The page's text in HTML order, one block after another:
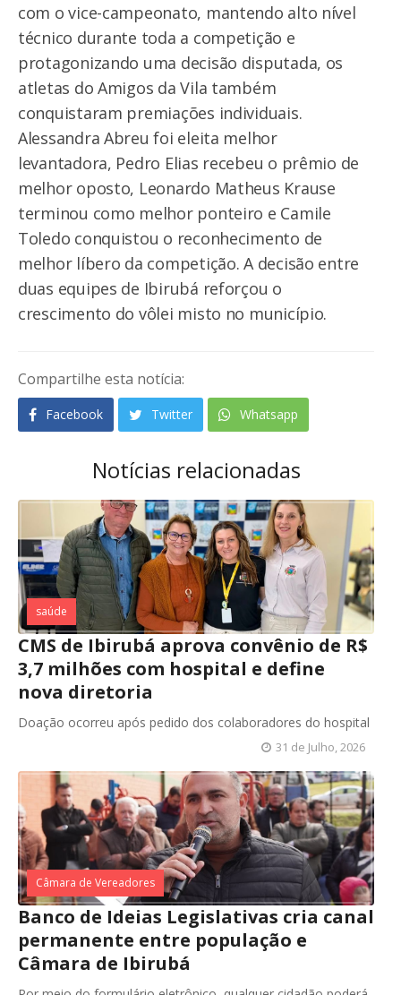
com o vice-campeonato, mantendo alto nível
técnico durante toda a competição e
protagonizando uma decisão disputada, os
atletas do Amigos da Vila também
conquistaram premiações individuais.
Alessandra Abreu foi eleita melhor
levantadora, Pedro Elias recebeu o prêmio de
melhor oposto, Leonardo Matheus Krause
terminou como melhor ponteiro e Camile
Toledo conquistou o reconhecimento de
melhor líbero da competição. A decisão entre
duas equipes de Ibirubá reforçou o
crescimento do vôlei misto no município.
Compartilhe esta notícia:
Facebook Twitter Whatsapp
Notícias relacionadas
saúde
CMS de Ibirubá aprova convênio de R$
3,7 milhões com hospital e define
nova diretoria
Doação ocorreu após pedido dos colaboradores do hospital
31 de Julho, 2026
Câmara de Vereadores
Banco de Ideias Legislativas cria canal
permanente entre população e
Câmara de Ibirubá